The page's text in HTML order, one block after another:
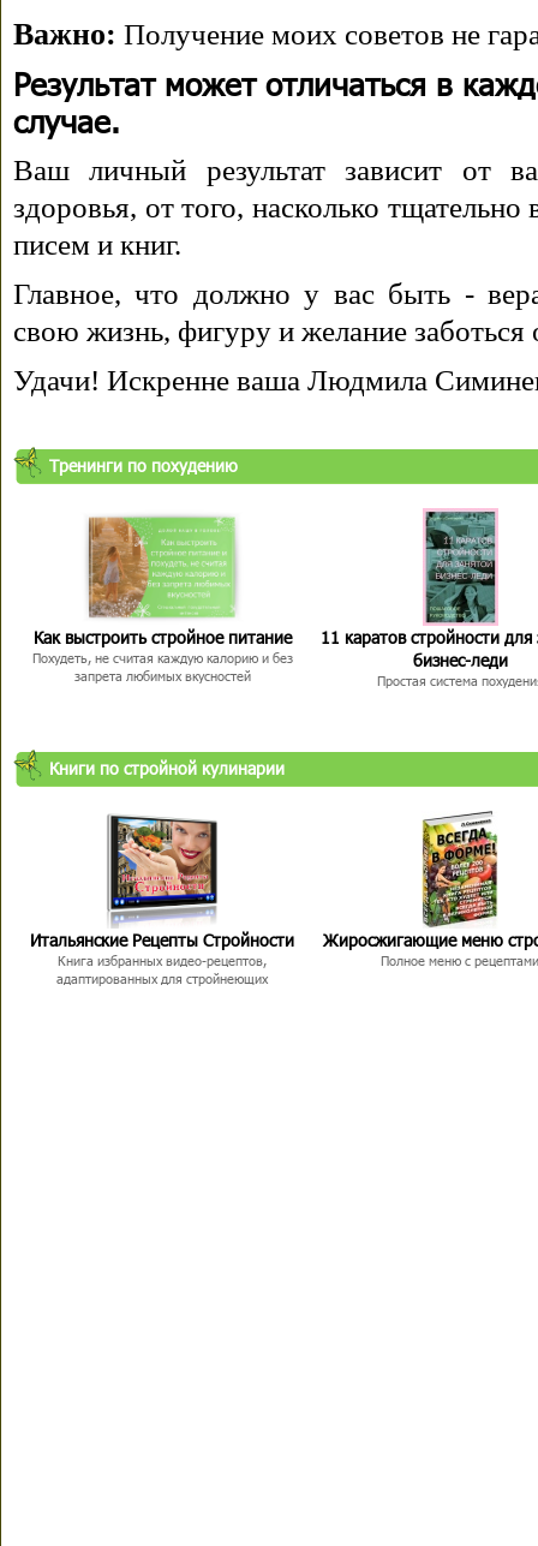
Важно: Получение моих советов не
Результат может отличаться в
случае.
Ваш личный результат зависит от
здоровья, от того, насколько
писем и книг.
Главное, что должно у вас быть -
свою жизнь, фигуру и желание заботься
Удачи! Искренне ваша Людмила
Тренинги по похудению
Как выстроить стройное питание
Похудеть, не считая каждую калорию и без
запрета любимых вкусностей
11 каратов стройности для
бизнес-леди
Простая система
Книги по стройной кулинарии
Итальянские Рецепты Стройности
Книга избранных видео-рецептов,
адаптированных для стройнеющих
Жиросжигающие меню
Полное меню с рецептами